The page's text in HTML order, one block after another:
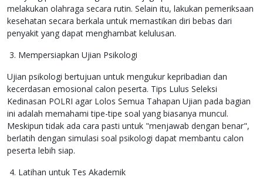
melakukan olahraga secara rutin. Selain itu, lakukan pemeriksaan
kesehatan secara berkala untuk memastikan diri bebas dari
penyakit yang dapat menghambat kelulusan.
3. Mempersiapkan Ujian Psikologi
Ujian psikologi bertujuan untuk mengukur kepribadian dan
kecerdasan emosional calon peserta. Tips Lulus Seleksi
Kedinasan POLRI agar Lolos Semua Tahapan Ujian pada bagian
ini adalah memahami tipe-tipe soal yang biasanya muncul.
Meskipun tidak ada cara pasti untuk "menjawab dengan benar",
berlatih dengan simulasi soal psikologi dapat membantu calon
peserta lebih siap.
4. Latihan untuk Tes Akademik